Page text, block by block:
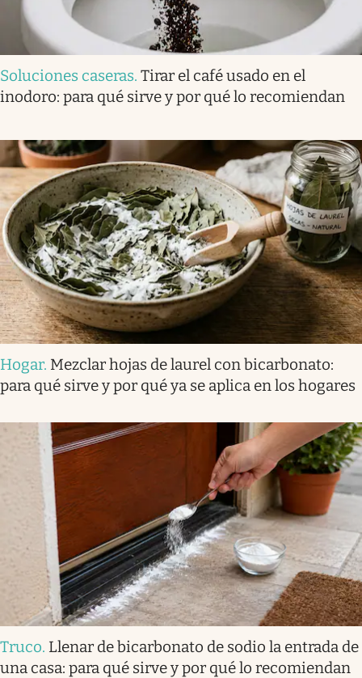
Soluciones caseras. Tirar el café usado en el
inodoro: para qué sirve y por qué lo recomiendan
Hogar. Mezclar hojas de laurel con bicarbonato:
para qué sirve y por qué ya se aplica en los hogares
Truco. Llenar de bicarbonato de sodio la entrada de
una casa: para qué sirve y por qué lo recomiendan